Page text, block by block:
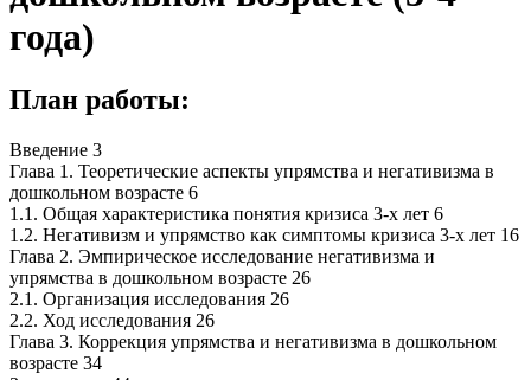
года)
План работы:
Введение 3
Глава 1. Теоретические аспекты упрямства и негативизма в
дошкольном возрасте 6
1.1. Общая характеристика понятия кризиса 3-х лет 6
1.2. Негативизм и упрямство как симптомы кризиса 3-х лет 16
Глава 2. Эмпирическое исследование негативизма и
упрямства в дошкольном возрасте 26
2.1. Организация исследования 26
2.2. Ход исследования 26
Глава 3. Коррекция упрямства и негативизма в дошкольном
возрасте 34